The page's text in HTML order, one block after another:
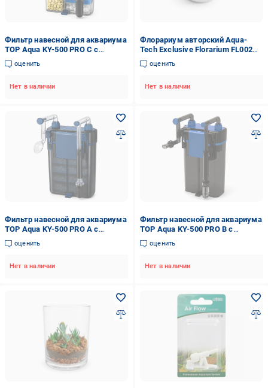
Фильтр навесной для аквариума
TOP Aqua KY-500 PRO C с
фильтровальными
наполнителями до 80 л (KY-
оценить
Нет в наличии
Флорариум авторский Aqua-
Tech Exclusive Florarium FL002
(ATEFC002)
оценить
Нет в наличии
Фильтр навесной для аквариума
TOP Aqua KY-500 PRO A с
фильтровальными материалами
до 80 л (KY-500PA)
оценить
Нет в наличии
Фильтр навесной для аквариума
TOP Aqua KY-500 PRO B с
фильтровальной биогубкой до 80
л (KY-500PB)
оценить
Нет в наличии